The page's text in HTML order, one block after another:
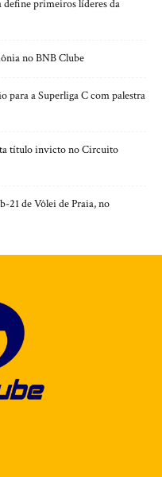
define primeiros líderes da
no BNB Clube
para a Superliga C com palestra
título invicto no Circuito
21 de Vôlei de Praia, no